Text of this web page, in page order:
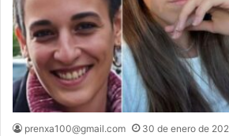
prenxa100@gmail.com 30 de enero de